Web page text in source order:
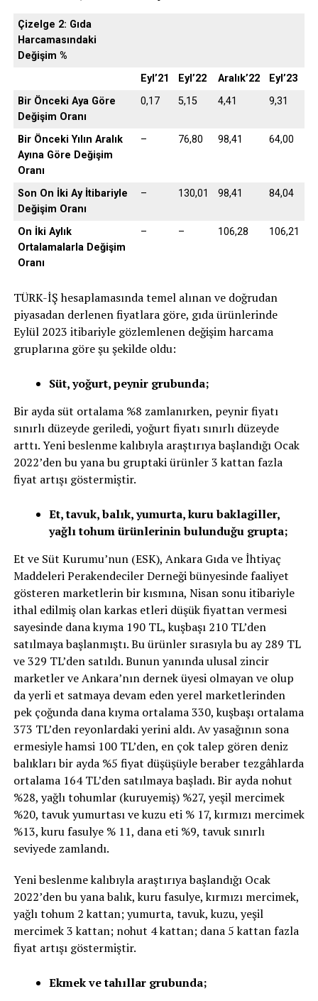
Çizelge 2: Gıda
Harcamasındaki
Değişim %
Eyl’21
Eyl’22 Aralık’22
Eyl’23
Bir Önceki Aya Göre
Değişim Oranı
0,17 5,15 4,41 9,31
Bir Önceki Yılın Aralık
Ayına Göre Değişim
Oranı
– 76,80 98,41 64,00
Son On İki Ay İtibariyle
Değişim Oranı
– 130,01 98,41 84,04
On İki Aylık
Ortalamalarla Değişim
Oranı
– – 106,28 106,21
TÜRK-İŞ hesaplamasında temel alınan ve doğrudan
piyasadan derlenen fiyatlara göre, gıda ürünlerinde
Eylül 2023 itibariyle gözlemlenen değişim harcama
gruplarına göre şu şekilde oldu:
Süt, yoğurt, peynir grubunda;
Bir ayda süt ortalama %8 zamlanırken, peynir fiyatı
sınırlı düzeyde geriledi, yoğurt fiyatı sınırlı düzeyde
arttı. Yeni beslenme kalıbıyla araştırıya başlandığı Ocak
2022’den bu yana bu gruptaki ürünler 3 kattan fazla
fiyat artışı göstermiştir.
Et, tavuk, balık, yumurta, kuru baklagiller,
yağlı tohum ürünlerinin bulunduğu grupta;
Et ve Süt Kurumu’nun (ESK), Ankara Gıda ve İhtiyaç
Maddeleri Perakendeciler Derneği bünyesinde faaliyet
gösteren marketlerin bir kısmına, Nisan sonu itibariyle
ithal edilmiş olan karkas etleri düşük fiyattan vermesi
sayesinde dana kıyma 190 TL, kuşbaşı 210 TL’den
satılmaya başlanmıştı. Bu ürünler sırasıyla bu ay 289 TL
ve 329 TL’den satıldı. Bunun yanında ulusal zincir
marketler ve Ankara’nın dernek üyesi olmayan ve olup
da yerli et satmaya devam eden yerel marketlerinden
pek çoğunda dana kıyma ortalama 330, kuşbaşı ortalama
373 TL’den reyonlardaki yerini aldı. Av yasağının sona
ermesiyle hamsi 100 TL’den, en çok talep gören deniz
balıkları bir ayda %5 fiyat düşüşüyle beraber tezgâhlarda
ortalama 164 TL’den satılmaya başladı. Bir ayda nohut
%28, yağlı tohumlar (kuruyemiş) %27, yeşil mercimek
%20, tavuk yumurtası ve kuzu eti % 17, kırmızı mercimek
%13, kuru fasulye % 11, dana eti %9, tavuk sınırlı
seviyede zamlandı.
Yeni beslenme kalıbıyla araştırıya başlandığı Ocak
2022’den bu yana balık, kuru fasulye, kırmızı mercimek,
yağlı tohum 2 kattan; yumurta, tavuk, kuzu, yeşil
mercimek 3 kattan; nohut 4 kattan; dana 5 kattan fazla
fiyat artışı göstermiştir.
Ekmek ve tahıllar grubunda;